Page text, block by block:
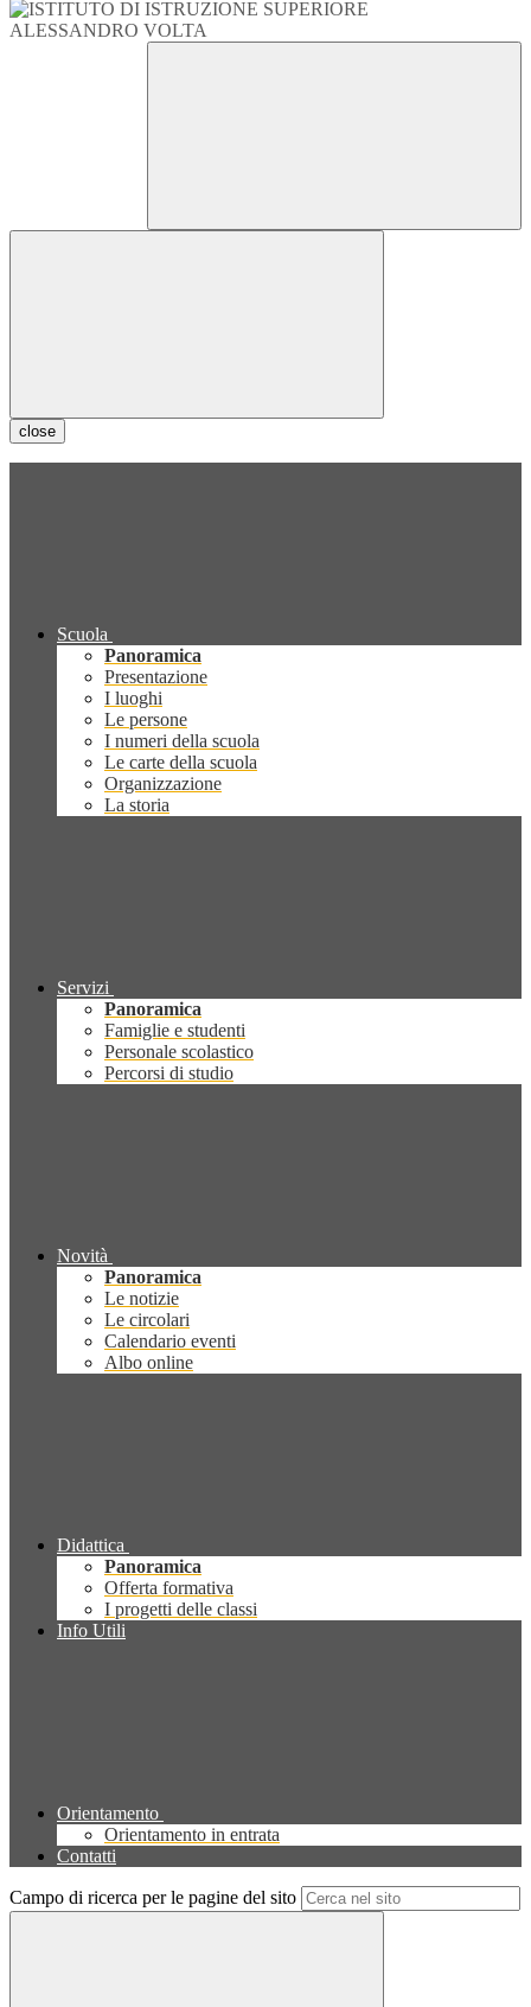
close
Scuola
Panoramica
Presentazione
I luoghi
Le persone
I numeri della scuola
Le carte della scuola
Organizzazione
La storia
Servizi
Panoramica
Famiglie e studenti
Personale scolastico
Percorsi di studio
Novità
Panoramica
Le notizie
Le circolari
Calendario eventi
Albo online
Didattica
Panoramica
Offerta formativa
I progetti delle classi
Info Utili
Orientamento
Orientamento in entrata
Contatti
Campo di ricerca per le pagine del sito